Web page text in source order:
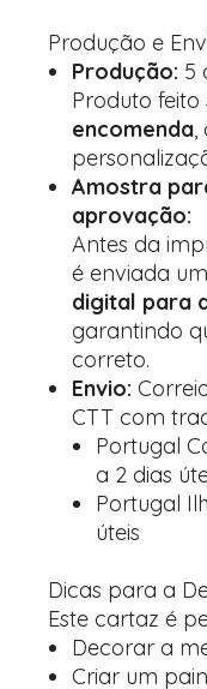
Produção e
Produção: 5
Produto feito
encomenda,
Amostra
aprovação:
Antes da
é enviada
digital para
garantindo
correto.
Envio:
CTT com
Portugal
a 2 dias
Portugal
úteis
Dicas para a
Este cartaz é
Decorar a
Criar um